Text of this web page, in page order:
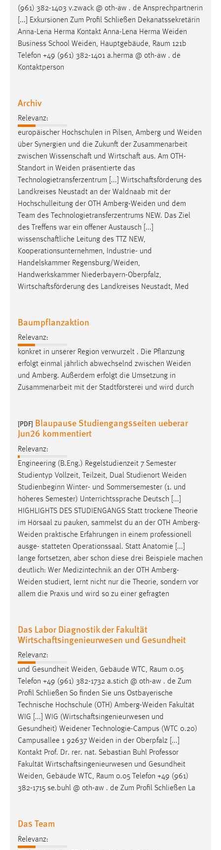
(961) 382-1403 v.zwack @ oth-aw . de Ansprechpartnerin
[...] Exkursionen Zum Profil Schließen Dekanatssekretärin
Anna-Lena Herma Kontakt Anna-Lena Herma Weiden
Business School Weiden, Hauptgebäude, Raum 121b
Telefon +49 (961) 382-1401 a.herma @ oth-aw . de
Kontaktperson
Archiv
Relevanz:
europäischer Hochschulen in Pilsen, Amberg und Weiden
über Synergien und die Zukunft der Zusammenarbeit
zwischen Wissenschaft und Wirtschaft aus. Am OTH-
Standort in Weiden präsentierte das
Technologietransferzentrum [...] Wirtschaftsförderung des
Landkreises Neustadt an der Waldnaab mit der
Hochschulleitung der OTH Amberg-Weiden und dem
Team des Technologietransferzentrums NEW. Das Ziel
des Treffens war ein offener Austausch [...]
wissenschaftliche Leitung des TTZ NEW,
Kooperationsunternehmen, Industrie- und
Handelskammer Regensburg/Weiden,
Handwerkskammer Niederbayern-Oberpfalz,
Wirtschaftsförderung des Landkreises Neustadt, Med
Baumpflanzaktion
Relevanz:
konkret in unserer Region verwurzelt . Die Pflanzung
erfolgt einmal jährlich abwechselnd zwischen Weiden
und Amberg. Außerdem erfolgt die Umsetzung in
Zusammenarbeit mit der Stadtförsterei und wird durch
[PDF] Blaupause Studiengangsseiten ueberar
Jun26 kommentiert
Relevanz:
Engineering (B.Eng.) Regelstudienzeit 7 Semester
Studientyp Vollzeit, Teilzeit, Dual Studienort Weiden
Studienbeginn Winter- und Sommersemester (1. und
höheres Semester) Unterrichtssprache Deutsch [...]
HIGHLIGHTS DES STUDIENGANGS Statt trockene Theorie
im Hörsaal zu pauken, sammelst du an der OTH Amberg-
Weiden praktische Erfahrungen in einem professionell
ausge- statteten Operationssaal. Statt Anatomie [...]
lange fortsetzen, aber schon diese drei Beispiele machen
deutlich: Wer Medizintechnik an der OTH Amberg-
Weiden studiert, lernt nicht nur die Theorie, sondern vor
allem die Praxis und wird so zu einer gefragten
Das Labor Diagnostik der Fakultät
Wirtschaftsingenieurwesen und Gesundheit
Relevanz:
und Gesundheit Weiden, Gebäude WTC, Raum 0.05
Telefon +49 (961) 382-1732 a.stich @ oth-aw . de Zum
Profil Schließen So finden Sie uns Ostbayerische
Technische Hochschule (OTH) Amberg-Weiden Fakultät
WIG [...] WIG (Wirtschaftsingenieurwesen und
Gesundheit) Weidener Technologie-Campus (WTC 0.20)
Campusallee 1 92637 Weiden in der Oberpfalz [...]
Kontakt Prof. Dr. rer. nat. Sebastian Buhl Professor
Fakultät Wirtschaftsingenieurwesen und Gesundheit
Weiden, Gebäude WTC, Raum 0.05 Telefon +49 (961)
382-1715 se.buhl @ oth-aw . de Zum Profil Schließen La
Das Team
Relevanz:
EXTERNE MEDIEN
Um Inhalte von Videoplattformen und Social Media
Plattformen anzeigen zu können, werden von diesen
externen Medien Cookies gesetzt.
YouTube
Vimeo